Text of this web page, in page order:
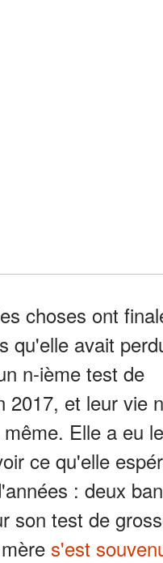
choses ont
qu'elle avait
n-ième test de
2017, et leur vie
Elle a eu le
ce qu'elle
: deux
son test de
s'est